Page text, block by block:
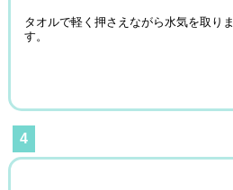
タオルで軽く押さえながら水気を取りま
す。
4